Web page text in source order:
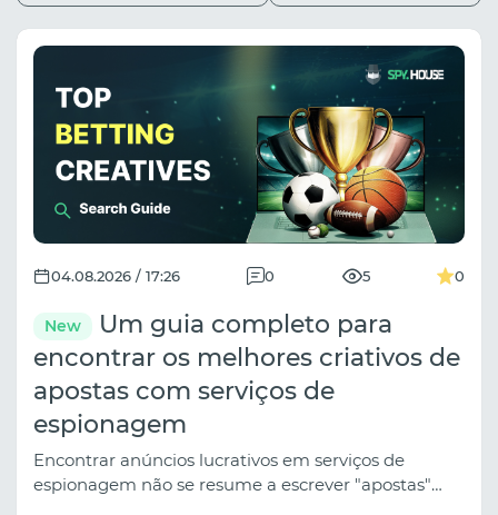
04.08.2026 / 17:26 0 5 0
New
Um guia completo para
encontrar os melhores criativos de
apostas com serviços de
espionagem
Encontrar anúncios lucrativos em serviços de
espionagem não se resume a escrever "apostas"